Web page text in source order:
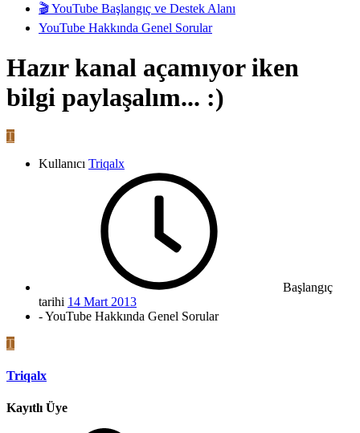
🎬 YouTube Başlangıç ve Destek Alanı
YouTube Hakkında Genel Sorular
Hazır kanal açamıyor iken
bilgi paylaşalım... :)
T
Kullanıcı Triqalx
Başlangıç
tarihi 14 Mart 2013
- YouTube Hakkında Genel Sorular
T
Triqalx
Kayıtlı Üye